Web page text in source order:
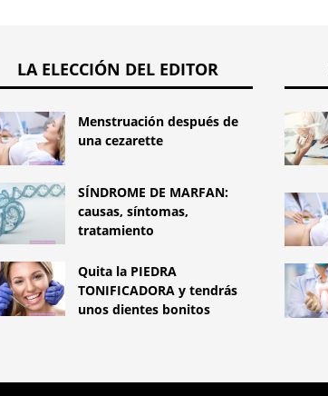
LA ELECCIÓN DEL EDITOR
Menstruación después de
una cezarette
SÍNDROME DE MARFAN:
causas, síntomas,
tratamiento
Quita la PIEDRA
TONIFICADORA y tendrás
unos dientes bonitos